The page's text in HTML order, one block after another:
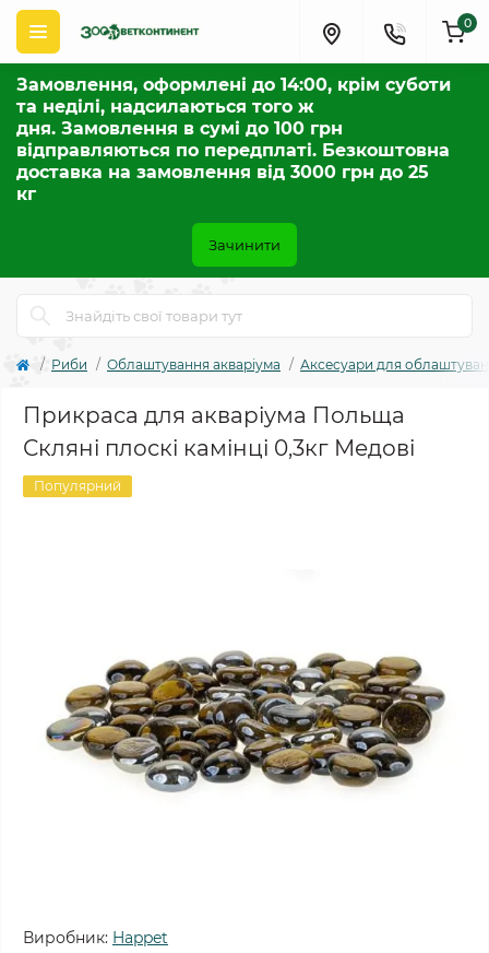
Замовлення, оформлені до 14:00, крім суботи
та неділі, надсилаються того ж
дня. Замовлення в сумі до 100 грн
відправляються по передплаті. Безкоштовна
доставка на замовлення від 3000 грн до 25
кг
Зачинити
0
Риби Облаштування акваріума Аксесуари для
Прикраса для акваріума Польща
Скляні плоскі камінці 0,3кг Медові
Популярний
Виробник: Happet